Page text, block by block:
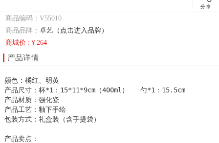
商品编码：V55010
商品品牌：卓艺（点击进入品牌）
商城价 :￥264
产品详情
颜色：橘红、明黄
产品尺寸：杯*1：15*11*9cm（400ml）   勺*1：15.5cm
产品材质：强化瓷
产品工艺：釉下手绘
包装方式：礼盒装（含手提袋）
产品卖点：